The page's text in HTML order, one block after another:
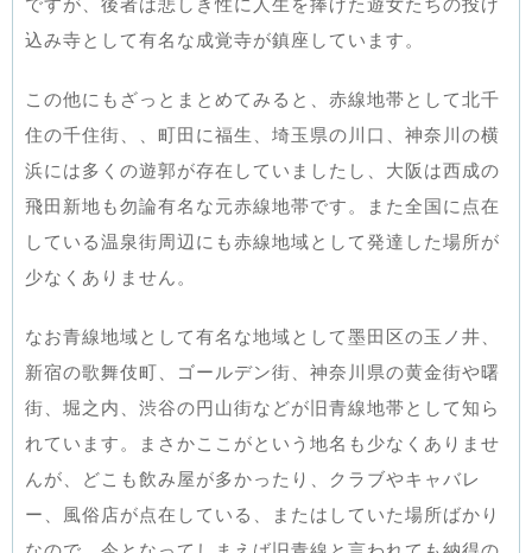
ですが、後者は悲しき性に人生を捧げた遊女たちの投げ
込み寺として有名な成覚寺が鎮座しています。
この他にもざっとまとめてみると、赤線地帯として北千
住の千住街、、町田に福生、埼玉県の川口、神奈川の横
浜には多くの遊郭が存在していましたし、大阪は西成の
飛田新地も勿論有名な元赤線地帯です。また全国に点在
している温泉街周辺にも赤線地域として発達した場所が
少なくありません。
なお青線地域として有名な地域として墨田区の玉ノ井、
新宿の歌舞伎町、ゴールデン街、神奈川県の黄金街や曙
街、堀之内、渋谷の円山街などが旧青線地帯として知ら
れています。まさかここがという地名も少なくありませ
んが、どこも飲み屋が多かったり、クラブやキャバレ
ー、風俗店が点在している、またはしていた場所ばかり